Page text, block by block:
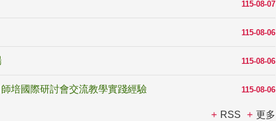
115-08-07
115-08-06
115-08-06
115-08-06
培國際研討會交流教學實踐經驗
RSS 更多